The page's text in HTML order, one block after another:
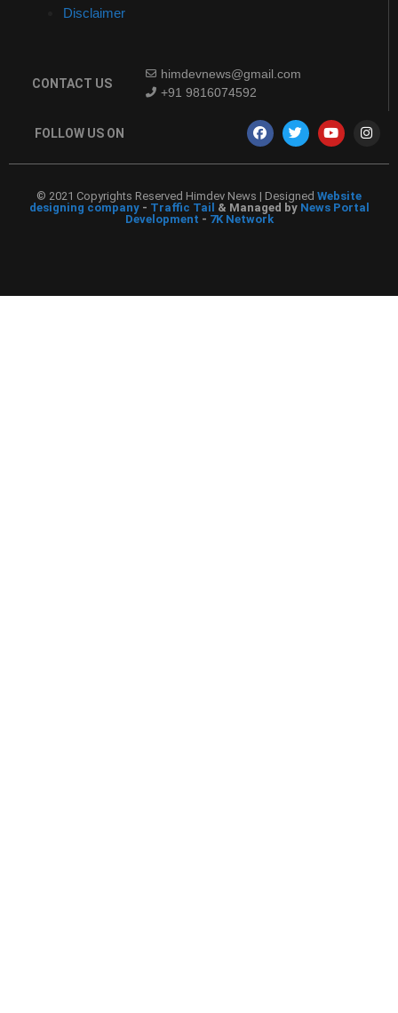
Disclaimer
CONTACT US
himdevnews@gmail.com
+91 9816074592
FOLLOW US ON
© 2021 Copyrights Reserved Himdev News | Designed Website
designing company- Traffic Tail & Managed by News Portal
Development - 7K Network